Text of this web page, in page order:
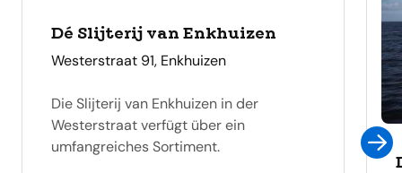
Dé Slijterij van Enkhuizen
adres
Westerstraat 91, Enkhuizen
Die Slijterij van Enkhuizen in der
Westerstraat verfügt über ein
umfangreiches Sortiment.